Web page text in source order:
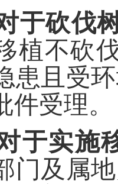
于砍伐
植不砍
患且受
受理。
于实施
门及属地